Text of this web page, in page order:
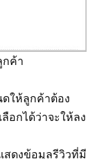
กค้า
ให้ลูกค้าต้อง
อกได้ว่าจะให้ลง
สดงข้อมูลรีวิวที่มี